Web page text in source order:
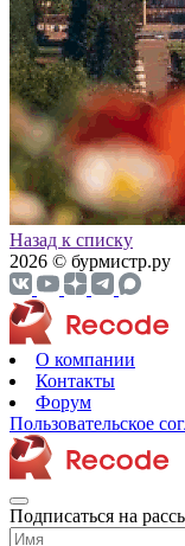
Назад к списку
2026 © бурмистр.ру
О компании
Контакты
Форум
Пользовательское
Подписаться на